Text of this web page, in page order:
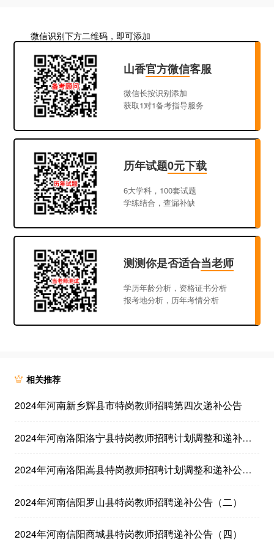
微信识别下方二维码，即可添加
山香官方微信客服
微信长按识别添加
获取1对1备考指导服务
历年试题0元下载
6大学科，100套试题
学练结合，查漏补缺
测测你是否适合当老师
学历年龄分析，资格证书分析
报考地分析，历年考情分析
相关推荐
2024年河南新乡辉县市特岗教师招聘第四次递补公告
2024年河南洛阳洛宁县特岗教师招聘计划调整和递补公告（二）
2024年河南洛阳嵩县特岗教师招聘计划调整和递补公告（二）
2024年河南信阳罗山县特岗教师招聘递补公告（二）
2024年河南信阳商城县特岗教师招聘递补公告（四）